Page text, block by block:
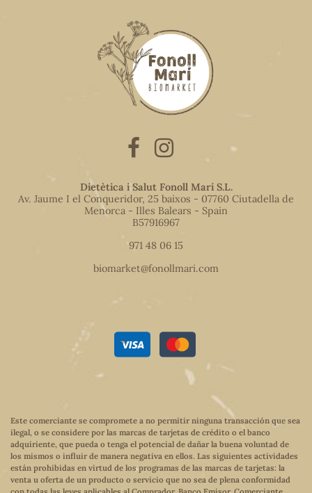
Dietètica i Salut Fonoll Marí S.L.
Av. Jaume I el Conqueridor, 25 baixos - 07760 Ciutadella de
Menorca - Illes Balears - Spain
B57916967
971 48 06 15
biomarket@fonollmari.com
Este comerciante se compromete a no permitir ninguna transacción que sea
ilegal, o se considere por las marcas de tarjetas de crédito o el banco
adquiriente, que pueda o tenga el potencial de dañar la buena voluntad de
los mismos o influir de manera negativa en ellos. Las siguientes actividades
están prohibidas en virtud de los programas de las marcas de tarjetas: la
venta u oferta de un producto o servicio que no sea de plena conformidad